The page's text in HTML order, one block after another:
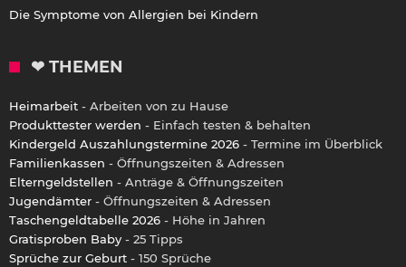
Die Symptome von Allergien bei Kindern
❤ THEMEN
Heimarbeit - Arbeiten von zu Hause
Produkttester werden - Einfach testen & behalten
Kindergeld Auszahlungstermine 2026 - Termine im Überblick
Familienkassen - Öffnungszeiten & Adressen
Elterngeldstellen - Anträge & Öffnungszeiten
Jugendämter - Öffnungszeiten & Adressen
Taschengeldtabelle 2026 - Höhe in Jahren
Gratisproben Baby - 25 Tipps
Sprüche zur Geburt - 150 Sprüche